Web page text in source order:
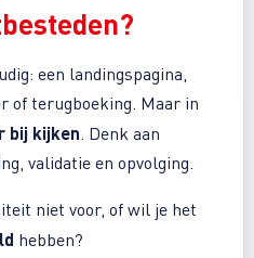
?
een landingspagina,
of terugboeking. Maar in
bij kijken. Denk aan
validatie en opvolging.
niet voor, of wil je het
hebben?